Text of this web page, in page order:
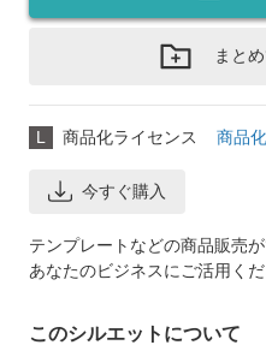
まと
L 商品化ライセンス 商品
今すぐ購入
テンプレートなどの商品販売
あなたのビジネスにご活用くだ
このシルエットについて